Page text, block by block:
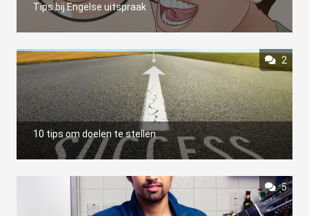
Tips bij Engelse uitspraak
2
10 tips om doelen te stellen
5
van